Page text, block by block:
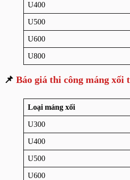
U400
U500
U600
U800
📌 Báo giá thi công máng xối
Loại máng xối
U300
U400
U500
U600